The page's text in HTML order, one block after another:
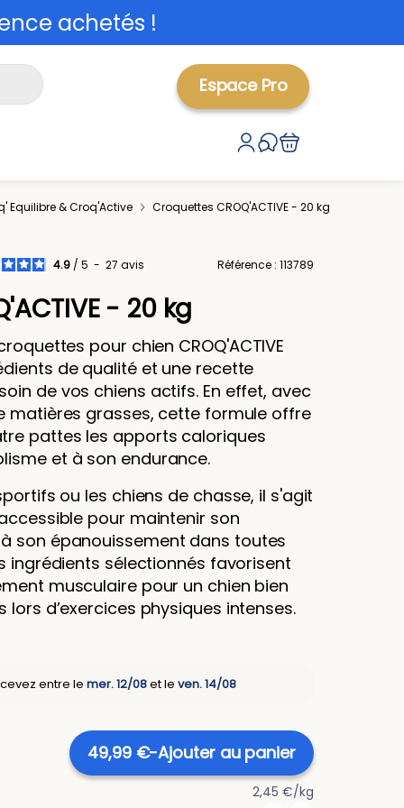
achetés !
Espace Pro
Equilibre & Croq'Active Croquettes CROQ'ACTIVE - 20 kg
4.9 / 5 - 27 avis Référence : 113789
- 20 kg
pour chien CROQ'ACTIVE
de qualité et une recette
de vos chiens actifs. En effet, avec
matières grasses, cette formule offre
pattes les apports caloriques
et à son endurance.
ou les chiens de chasse, il s'agit
pour maintenir son
son épanouissement dans toutes
ingrédients sélectionnés favorisent
musculaire pour un chien bien
d’exercices physiques intenses.
entre le mer. 12/08et le ven. 14/08
49,99 €-Ajouter au panier
2,45 €/kg